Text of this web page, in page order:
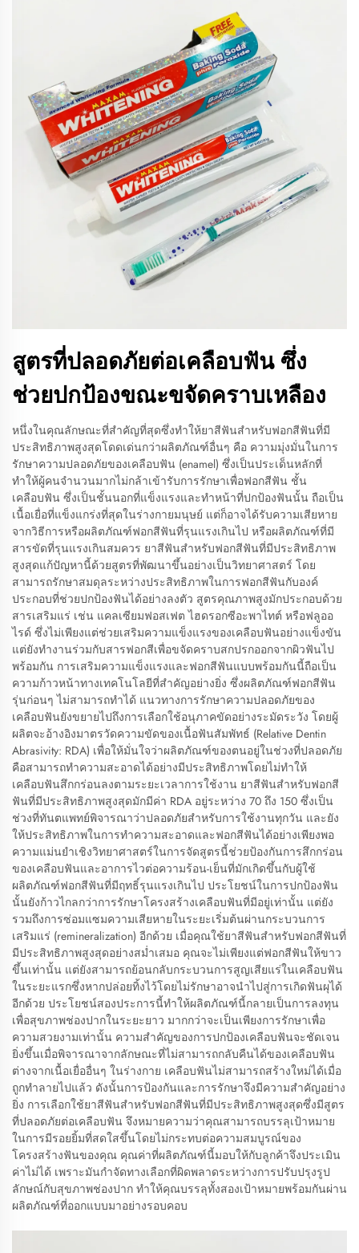
สูตรที่ปลอดภัยต่อเคลือบฟัน ซึ่ง
ช่วยปกป้องขณะขจัดคราบเหลือง
หนึ่งในคุณลักษณะที่สำคัญที่สุดซึ่งทำให้ยาสีฟันสำหรับฟอกสีฟันที่มี
ประสิทธิภาพสูงสุดโดดเด่นกว่าผลิตภัณฑ์อื่นๆ คือ ความมุ่งมั่นในการ
รักษาความปลอดภัยของเคลือบฟัน (enamel) ซึ่งเป็นประเด็นหลักที่
ทำให้ผู้คนจำนวนมากไม่กล้าเข้ารับการรักษาเพื่อฟอกสีฟัน ชั้น
เคลือบฟัน ซึ่งเป็นชั้นนอกที่แข็งแรงและทำหน้าที่ปกป้องฟันนั้น ถือเป็น
เนื้อเยื่อที่แข็งแกร่งที่สุดในร่างกายมนุษย์ แต่ก็อาจได้รับความเสียหาย
จากวิธีการหรือผลิตภัณฑ์ฟอกสีฟันที่รุนแรงเกินไป หรือผลิตภัณฑ์ที่มี
สารขัดที่รุนแรงเกินสมควร ยาสีฟันสำหรับฟอกสีฟันที่มีประสิทธิภาพ
สูงสุดแก้ปัญหานี้ด้วยสูตรที่พัฒนาขึ้นอย่างเป็นวิทยาศาสตร์ โดย
สามารถรักษาสมดุลระหว่างประสิทธิภาพในการฟอกสีฟันกับองค์
ประกอบที่ช่วยปกป้องฟันได้อย่างลงตัว สูตรคุณภาพสูงมักประกอบด้วย
สารเสริมแร่ เช่น แคลเซียมฟอสเฟต ไฮดรอกซีอะพาไทต์ หรือฟลูออ
ไรด์ ซึ่งไม่เพียงแต่ช่วยเสริมความแข็งแรงของเคลือบฟันอย่างแข็งขัน
แต่ยังทำงานร่วมกับสารฟอกสีเพื่อขจัดคราบสกปรกออกจากผิวฟันไป
พร้อมกัน การเสริมความแข็งแรงและฟอกสีฟันแบบพร้อมกันนี้ถือเป็น
ความก้าวหน้าทางเทคโนโลยีที่สำคัญอย่างยิ่ง ซึ่งผลิตภัณฑ์ฟอกสีฟัน
รุ่นก่อนๆ ไม่สามารถทำได้ แนวทางการรักษาความปลอดภัยของ
เคลือบฟันยังขยายไปถึงการเลือกใช้อนุภาคขัดอย่างระมัดระวัง โดยผู้
ผลิตจะอ้างอิงมาตรวัดความขัดของเนื้อฟันสัมพัทธ์ (Relative Dentin
Abrasivity: RDA) เพื่อให้มั่นใจว่าผลิตภัณฑ์ของตนอยู่ในช่วงที่ปลอดภัย
คือสามารถทำความสะอาดได้อย่างมีประสิทธิภาพโดยไม่ทำให้
เคลือบฟันสึกกร่อนลงตามระยะเวลาการใช้งาน ยาสีฟันสำหรับฟอกสี
ฟันที่มีประสิทธิภาพสูงสุดมักมีค่า RDA อยู่ระหว่าง 70 ถึง 150 ซึ่งเป็น
ช่วงที่ทันตแพทย์พิจารณาว่าปลอดภัยสำหรับการใช้งานทุกวัน และยัง
ให้ประสิทธิภาพในการทำความสะอาดและฟอกสีฟันได้อย่างเพียงพอ
ความแม่นยำเชิงวิทยาศาสตร์ในการจัดสูตรนี้ช่วยป้องกันการสึกกร่อน
ของเคลือบฟันและอาการไวต่อความร้อน-เย็นที่มักเกิดขึ้นกับผู้ใช้
ผลิตภัณฑ์ฟอกสีฟันที่มีฤทธิ์รุนแรงเกินไป ประโยชน์ในการปกป้องฟัน
นั้นยังก้าวไกลกว่าการรักษาโครงสร้างเคลือบฟันที่มีอยู่เท่านั้น แต่ยัง
รวมถึงการซ่อมแซมความเสียหายในระยะเริ่มต้นผ่านกระบวนการ
เสริมแร่ (remineralization) อีกด้วย เมื่อคุณใช้ยาสีฟันสำหรับฟอกสีฟันที่
มีประสิทธิภาพสูงสุดอย่างสม่ำเสมอ คุณจะไม่เพียงแต่ฟอกสีฟันให้ขาว
ขึ้นเท่านั้น แต่ยังสามารถย้อนกลับกระบวนการสูญเสียแร่ในเคลือบฟัน
ในระยะแรกซึ่งหากปล่อยทิ้งไว้โดยไม่รักษาอาจนำไปสู่การเกิดฟันผุได้
อีกด้วย ประโยชน์สองประการนี้ทำให้ผลิตภัณฑ์นี้กลายเป็นการลงทุน
เพื่อสุขภาพช่องปากในระยะยาว มากกว่าจะเป็นเพียงการรักษาเพื่อ
ความสวยงามเท่านั้น ความสำคัญของการปกป้องเคลือบฟันจะชัดเจน
ยิ่งขึ้นเมื่อพิจารณาจากลักษณะที่ไม่สามารถกลับคืนได้ของเคลือบฟัน
ต่างจากเนื้อเยื่ออื่นๆ ในร่างกาย เคลือบฟันไม่สามารถสร้างใหม่ได้เมื่อ
ถูกทำลายไปแล้ว ดังนั้นการป้องกันและการรักษาจึงมีความสำคัญอย่าง
ยิ่ง การเลือกใช้ยาสีฟันสำหรับฟอกสีฟันที่มีประสิทธิภาพสูงสุดซึ่งมีสูตร
ที่ปลอดภัยต่อเคลือบฟัน จึงหมายความว่าคุณสามารถบรรลุเป้าหมาย
ในการมีรอยยิ้มที่สดใสขึ้นโดยไม่กระทบต่อความสมบูรณ์ของ
โครงสร้างฟันของคุณ คุณค่าที่ผลิตภัณฑ์นี้มอบให้กับลูกค้าจึงประเมิน
ค่าไม่ได้ เพราะมันกำจัดทางเลือกที่ผิดพลาดระหว่างการปรับปรุงรูป
ลักษณ์กับสุขภาพช่องปาก ทำให้คุณบรรลุทั้งสองเป้าหมายพร้อมกันผ่าน
ผลิตภัณฑ์ที่ออกแบบมาอย่างรอบคอบ